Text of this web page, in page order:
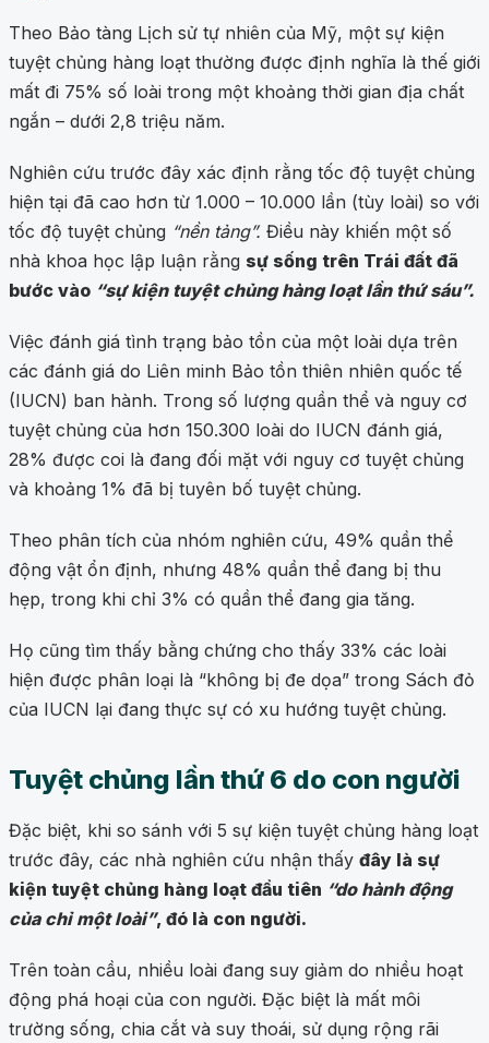
Theo Bảo tàng Lịch sử tự nhiên của Mỹ, một sự kiện
tuyệt chủng hàng loạt thường được định nghĩa là thế giới
mất đi 75% số loài trong một khoảng thời gian địa chất
ngắn – dưới 2,8 triệu năm.
Nghiên cứu trước đây xác định rằng tốc độ tuyệt chủng
hiện tại đã cao hơn từ 1.000 – 10.000 lần (tùy loài) so với
tốc độ tuyệt chủng “nền tảng”. Điều này khiến một số
nhà khoa học lập luận rằng sự sống trên Trái đất đã
bước vào “sự kiện tuyệt chủng hàng loạt lần thứ sáu”.
Việc đánh giá tình trạng bảo tồn của một loài dựa trên
các đánh giá do Liên minh Bảo tồn thiên nhiên quốc tế
(IUCN) ban hành. Trong số lượng quần thể và nguy cơ
tuyệt chủng của hơn 150.300 loài do IUCN đánh giá,
28% được coi là đang đối mặt với nguy cơ tuyệt chủng
và khoảng 1% đã bị tuyên bố tuyệt chủng.
Theo phân tích của nhóm nghiên cứu, 49% quần thể
động vật ổn định, nhưng 48% quần thể đang bị thu
hẹp, trong khi chỉ 3% có quần thể đang gia tăng.
Họ cũng tìm thấy bằng chứng cho thấy 33% các loài
hiện được phân loại là “không bị đe dọa” trong Sách đỏ
của IUCN lại đang thực sự có xu hướng tuyệt chủng.
Tuyệt chủng lần thứ 6 do con người
Đặc biệt, khi so sánh với 5 sự kiện tuyệt chủng hàng loạt
trước đây, các nhà nghiên cứu nhận thấy đây là sự
kiện tuyệt chủng hàng loạt đầu tiên “do hành động
của chỉ một loài”, đó là con người.
Trên toàn cầu, nhiều loài đang suy giảm do nhiều hoạt
động phá hoại của con người. Đặc biệt là mất môi
trường sống, chia cắt và suy thoái, sử dụng rộng rãi